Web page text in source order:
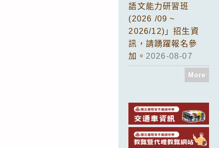
語文能力研習班
(2026 /09 ~
2026/12)」招生資
訊，請踴躍報名參
加。 2026-08-07
More